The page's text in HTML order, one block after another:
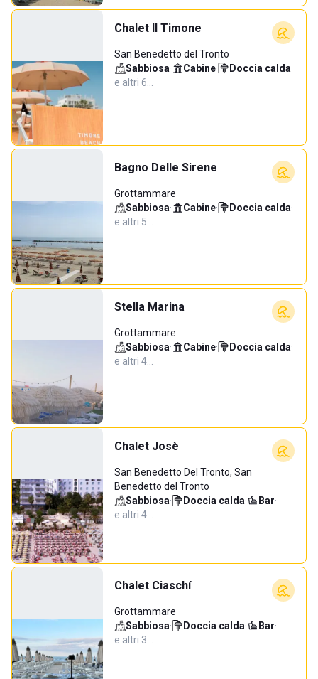
Chalet Il Timone
San Benedetto del Tronto
Sabbiosa· Cabine· Doccia calda·
e altri 6…
Bagno Delle Sirene
Grottammare
Sabbiosa· Cabine· Doccia calda·
e altri 5…
Stella Marina
Grottammare
Sabbiosa· Cabine· Doccia calda·
e altri 4…
Chalet Josè
San Benedetto Del Tronto, San
Benedetto del Tronto
Sabbiosa· Doccia calda· Bar·
e altri 4…
Chalet Ciaschí
Grottammare
Sabbiosa· Doccia calda· Bar·
e altri 3…